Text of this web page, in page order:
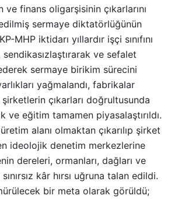
finans oligarşisinin çıkarlarını
sermaye diktatörlüğünün
MHP iktidarı yıllardır işçi sınıfını
ve sefalet
sermaye birikim sürecini
yağmalandı, fabrikalar
çıkarları doğrultusunda
ve eğitim tamamen piyasalaştırıldı.
alanı olmaktan çıkarılıp şirket
ideolojik denetim merkezlerine
dereleri, ormanları, dağları ve
kâr hırsı uğruna talan edildi.
bir meta olarak görüldü;